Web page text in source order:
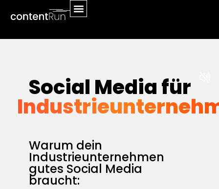
Social Media für
Warum dein
Industrieunternehmen
gutes Social Media
braucht: